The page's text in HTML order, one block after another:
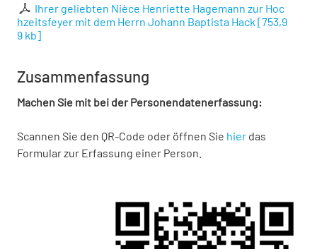
Ihrer geliebten Nièce Henriette Hagemann zur Hoc
hzeitsfeyer mit dem Herrn Johann Baptista Hack [753,9
9 kb]
Zusammenfassung
Machen Sie mit bei der Personendatenerfassung:
Scannen Sie den QR-Code oder öffnen Sie hier das
Formular zur Erfassung einer Person.